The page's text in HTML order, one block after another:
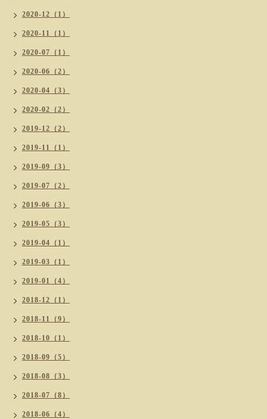
2020-12（1）
2020-11（1）
2020-07（1）
2020-06（2）
2020-04（3）
2020-02（2）
2019-12（2）
2019-11（1）
2019-09（3）
2019-07（2）
2019-06（3）
2019-05（3）
2019-04（1）
2019-03（1）
2019-01（4）
2018-12（1）
2018-11（9）
2018-10（1）
2018-09（5）
2018-08（3）
2018-07（8）
2018-06（4）